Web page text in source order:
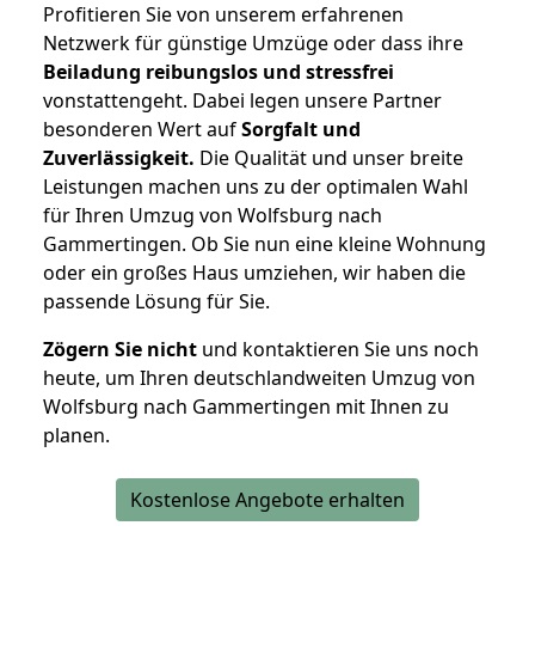
Profitieren Sie von unserem erfahrenen
Netzwerk für günstige Umzüge oder dass ihre
Beiladung reibungslos und stressfrei
vonstattengeht. Dabei legen unsere Partner
besonderen Wert aufSorgfalt und
Zuverlässigkeit. Die Qualität und unser breite
Leistungen machen uns zu der optimalen Wahl
für Ihren Umzug von Wolfsburg nach
Gammertingen. Ob Sie nun eine kleine Wohnung
oder ein großes Haus umziehen, wir haben die
passende Lösung für Sie.
Zögern Sie nicht und kontaktieren Sie uns noch
heute, um Ihren deutschlandweiten Umzug von
Wolfsburg nach Gammertingen mit Ihnen zu
planen.
Kostenlose Angebote erhalten